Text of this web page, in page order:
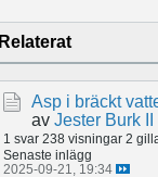
Relaterat
Asp i bräckt
av Jester Burk II
1 svar 238 visningar 2
Senaste inlägg
2025-09-21, 19:34